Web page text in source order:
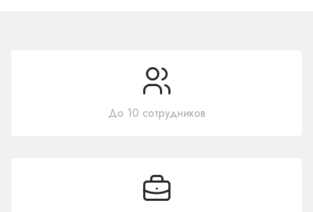
До 10 сотрудников